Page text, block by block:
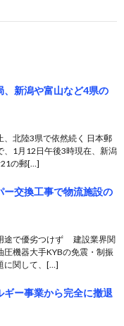
、新潟や富山など4県の
北陸3県で依然続く 日本郵
、1月12日午後3時現在、新潟
21の郵[…]
ー交換工事で物流施設の
途で優劣つけず 建設業界関
機器大手KYBの免震・制振
に関して、[…]
ー事業から完全に撤退